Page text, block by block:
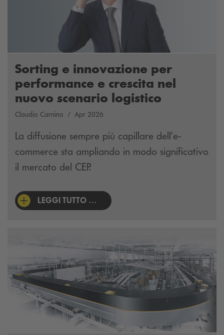
Sorting e innovazione per
performance e crescita nel
nuovo scenario logistico
Claudio Carnino Apr 2026
La diffusione sempre più capillare dell’e-
commerce sta ampliando in modo significativo
il mercato del CEP.
LEGGI TUTTO …